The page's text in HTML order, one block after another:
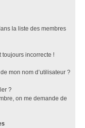
la liste des membres
toujours incorrecte !
mon nom d’utilisateur ?
?
on me demande de